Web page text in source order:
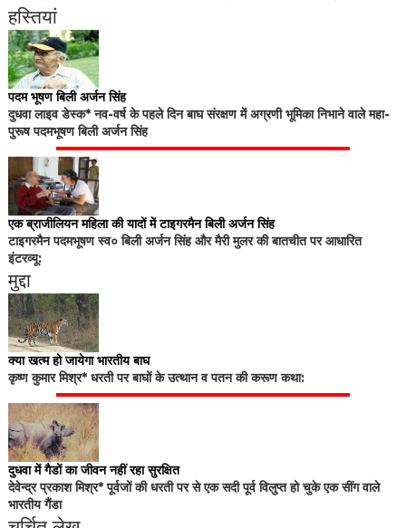
हस्तियां
पदम भूषण बिली अर्जन सिंह
दुधवा लाइव डेस्क* नव-वर्ष के पहले दिन बाघ संरक्षण में अग्रणी भूमिका निभाने वाले महा-
पुरूष पदमभूषण बिली अर्जन सिंह
एक ब्राजीलियन महिला की यादों में टाइगरमैन बिली अर्जन सिंह
टाइगरमैन पदमभूषण स्व० बिली अर्जन सिंह और मैरी मुलर की बातचीत पर आधारित
इंटरव्यू:
मुद्दा
क्या खत्म हो जायेगा भारतीय बाघ
कृष्ण कुमार मिश्र* धरती पर बाघों के उत्थान व पतन की करूण कथा:
दुधवा में गैडों का जीवन नहीं रहा सुरक्षित
देवेन्द्र प्रकाश मिश्र* पूर्वजों की धरती पर से एक सदी पूर्व विलुप्त हो चुके एक सींग वाले
भारतीय गैंडा